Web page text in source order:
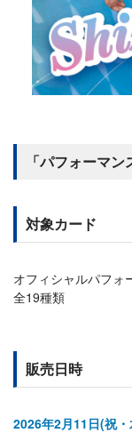
「パフォーマ
対象カード
オフィシャルパフォ
全19種類
販売日時
2026年2月11日(祝